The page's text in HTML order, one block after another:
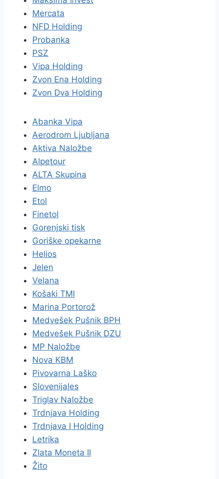
Mercata
NFD Holding
Probanka
PSZ
Vipa Holding
Zvon Ena Holding
Zvon Dva Holding
Abanka Vipa
Aerodrom Ljubljana
Aktiva Naložbe
Alpetour
ALTA Skupina
Elmo
Etol
Finetol
Gorenjski tisk
Goriške opekarne
Helios
Jelen
Velana
Košaki TMI
Marina Portorož
Medvešek Pušnik BPH
Medvešek Pušnik DZU
MP Naložbe
Nova KBM
Pivovarna Laško
Slovenijales
Triglav Naložbe
Trdnjava Holding
Trdnjava I Holding
Letrika
Zlata Moneta II
Žito